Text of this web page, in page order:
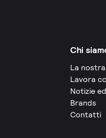
Chi
La
Lavora
Notizie
Brands
Contatti